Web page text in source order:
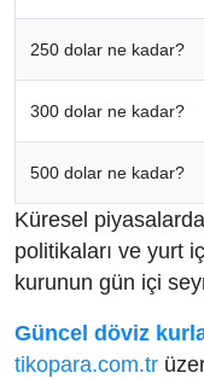
250 dolar ne kadar?
300 dolar ne kadar?
500 dolar ne kadar?
Küresel
politikaları ve yurt
kurunun gün içi
Güncel döviz
tikopara.com.tr